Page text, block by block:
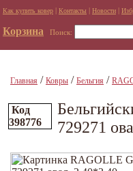
Как купить ковер | Контакты | Новости |
Корзина Поиск:
Главная / Ковры / Бельгия /
Код
398776
729271